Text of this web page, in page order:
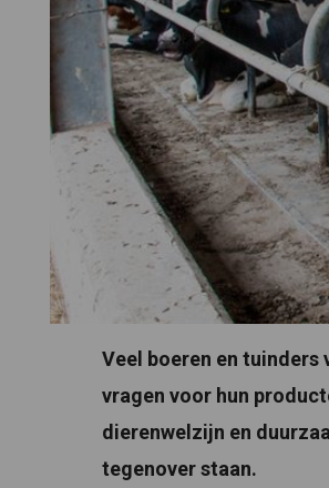
Veel boeren en tuinders
vragen voor hun
dierenwelzijn en
tegenover staan.